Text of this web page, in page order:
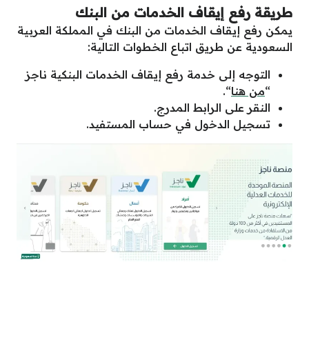
طريقة رفع إيقاف الخدمات من البنك
يمكن رفع إيقاف الخدمات من البنك في المملكة العربية
السعودية عن طريق اتباع الخطوات التالية:
التوجه إلى خدمة رفع إيقاف الخدمات البنكية ناجز
“من هنا“.
النقر على الرابط المدرج.
تسجيل الدخول في حساب المستفيد.